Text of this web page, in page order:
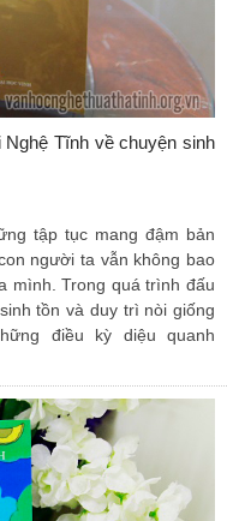
Tĩnh về chuyện sinh
tập tục mang đậm bản
người ta vẫn không bao
mình. Trong quá trình đấu
tồn và duy trì nòi giống
điều kỳ diệu quanh